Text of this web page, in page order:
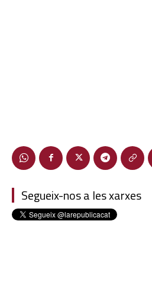
Segueix-nos a les xarxes